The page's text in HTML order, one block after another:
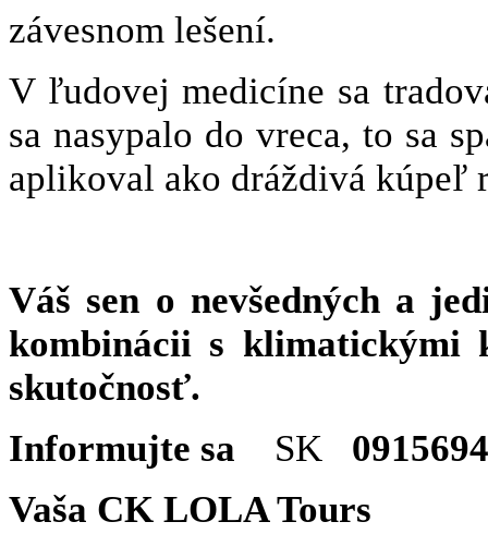
závesnom lešení.
V ľudovej medicíne sa
sa nasypalo do vreca, to sa
aplikoval ako dráždivá kúpeľ
Váš sen o nevšedných a
kombinácii s klimatickými
skutočnosť.
Informujte sa SK
Vaša CK LOLA Tours